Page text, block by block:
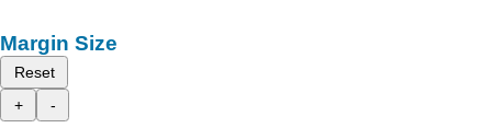
Margin Size
Reset
+
-